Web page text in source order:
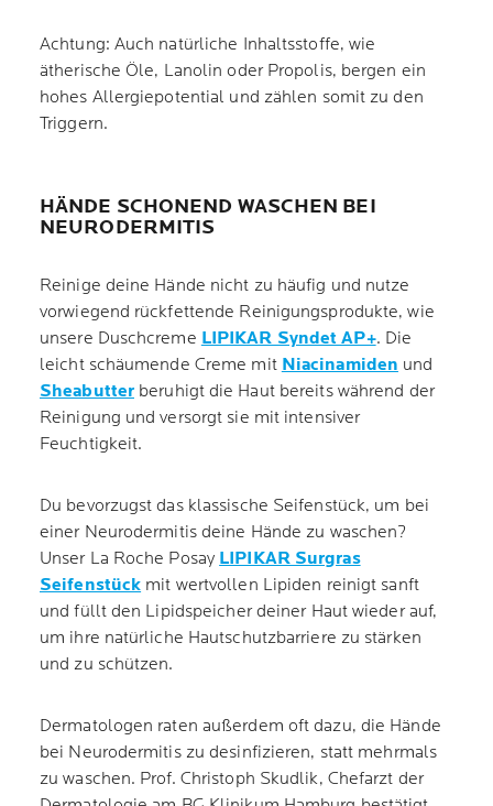
Achtung: Auch natürliche Inhaltsstoffe, wie
ätherische Öle, Lanolin oder Propolis, bergen ein
hohes Allergiepotential und zählen somit zu den
Triggern.
HÄNDE SCHONEND WASCHEN BEI
NEURODERMITIS
Reinige deine Hände nicht zu häufig und nutze
vorwiegend rückfettende Reinigungsprodukte, wie
unsere Duschcreme LIPIKAR Syndet AP+. Die
leicht schäumende Creme mit Niacinamiden und
Sheabutter beruhigt die Haut bereits während der
Reinigung und versorgt sie mit intensiver
Feuchtigkeit.
Du bevorzugst das klassische Seifenstück, um bei
einer Neurodermitis deine Hände zu waschen?
Unser La Roche Posay LIPIKAR Surgras
Seifenstück mit wertvollen Lipiden reinigt sanft
und füllt den Lipidspeicher deiner Haut wieder auf,
um ihre natürliche Hautschutzbarriere zu stärken
und zu schützen.
Dermatologen raten außerdem oft dazu, die Hände
bei Neurodermitis zu desinfizieren, statt mehrmals
zu waschen. Prof. Christoph Skudlik, Chefarzt der